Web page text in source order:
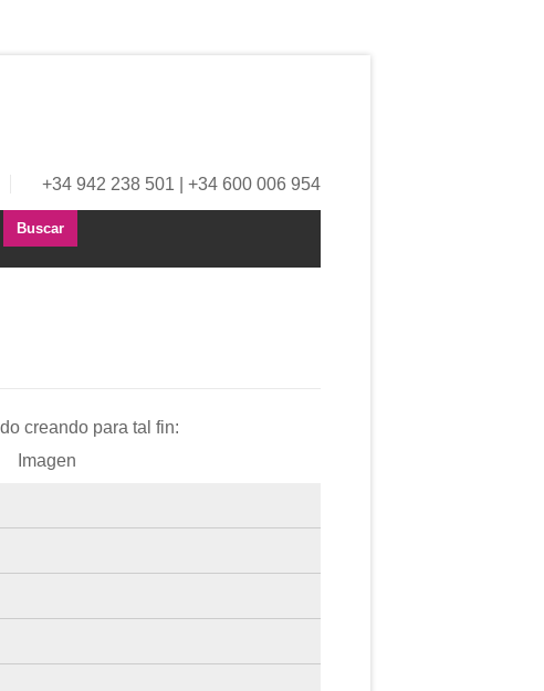
+34 942 238 501 | +34 600 006 954
creando para tal fin:
Imagen